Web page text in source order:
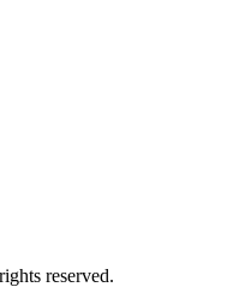
reserved.